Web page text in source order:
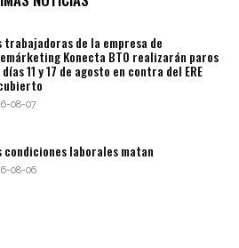
trabajadoras de la empresa de
Konecta BTO realizarán paros
11 y 17 de agosto en contra del ERE
08-07
condiciones laborales matan
08-06